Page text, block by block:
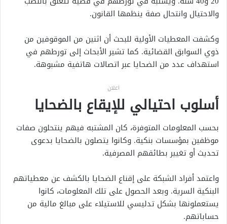
والاحتيال وانتحال صفة ينظمها القانون.
وكشفت المعطيات الأولية للبحث أن اثنين من الموقوفين من
ذوي السوابق القضائية. كما تشير الأبحاث إلى تورطهم في
استهداف عدد من الضحايا عبر اتصالات هاتفية مشبوهة.
اعلان
أسلوب احتيالي للإيقاع بالضحايا
بحسب المعلومات المتوفرة، كان المشتبه فيهم ينتحلون صفات
موظفين بمؤسسات بنكية. وكانوا يتصلون بالضحايا بدعوى
تحديث أو تغيير بطائقهم المصرفية.
واعتمد أفراد الشبكة على إقناع الضحايا بالكشف عن معطياتهم
البنكية السرية. وبعد الحصول على تلك المعلومات، كانوا
يستعملونها بشكل تدليسي للاستيلاء على مبالغ مالية من
حساباتهم.